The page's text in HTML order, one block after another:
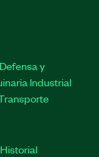
y
Industrial